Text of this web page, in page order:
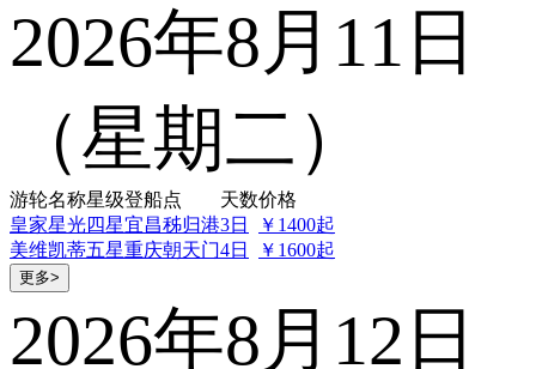
2026年8月11日
（星期二）
游轮名称星级登船点 天数价格
皇家星光四星宜昌秭归港3日
￥1400起
美维凯蒂五星重庆朝天门4日 ￥1600起
更多>
2026年8月12日